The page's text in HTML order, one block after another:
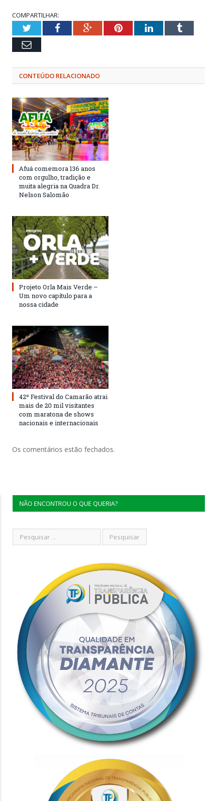
COMPARTILHAR:
TwitterFacebookGoogle+PinterestLinkedInTumblr
Email
CONTEÚDO RELACIONADO
Afuá comemora 136 anos
com orgulho, tradição e
muita alegria na Quadra Dr.
Nelson Salomão
Projeto Orla Mais Verde –
Um novo capítulo para a
nossa cidade
42º Festival do Camarão atrai
mais de 20 mil visitantes
com maratona de shows
nacionais e internacionais
Os comentários estão fechados.
NÃO ENCONTROU O QUE QUERIA?